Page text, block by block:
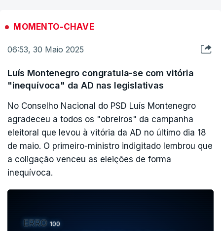
PS após a demissão de Pedro Nuno Santos - referiu que a seu
hoje ainda falar com o Secretariado Nacional, que se mantém
em funções".
Questionado sobre o perfil, Carlos César considerou que isso
"é muito rebuscado".
"Além disso, o perfil de que me estou a lembrar da pessoa,
poderia caber num número vasto de pessoas, portanto,
induziria certamente o meu amigo em engano, e não estou
disposto a fazer isso", respondeu.
MOMENTO-CHAVE
06:53, 30 Maio 2025
Luís Montenegro congratula-se com vitória
"inequívoca" da AD nas legislativas
No Conselho Nacional do PSD Luís Montenegro
agradeceu a todos os "obreiros" da campanha
eleitoral que levou à vitória da AD no último dia 18
de maio. O primeiro-ministro indigitado lembrou que
a coligação venceu as eleições de forma
inequívoca.
ERRO100